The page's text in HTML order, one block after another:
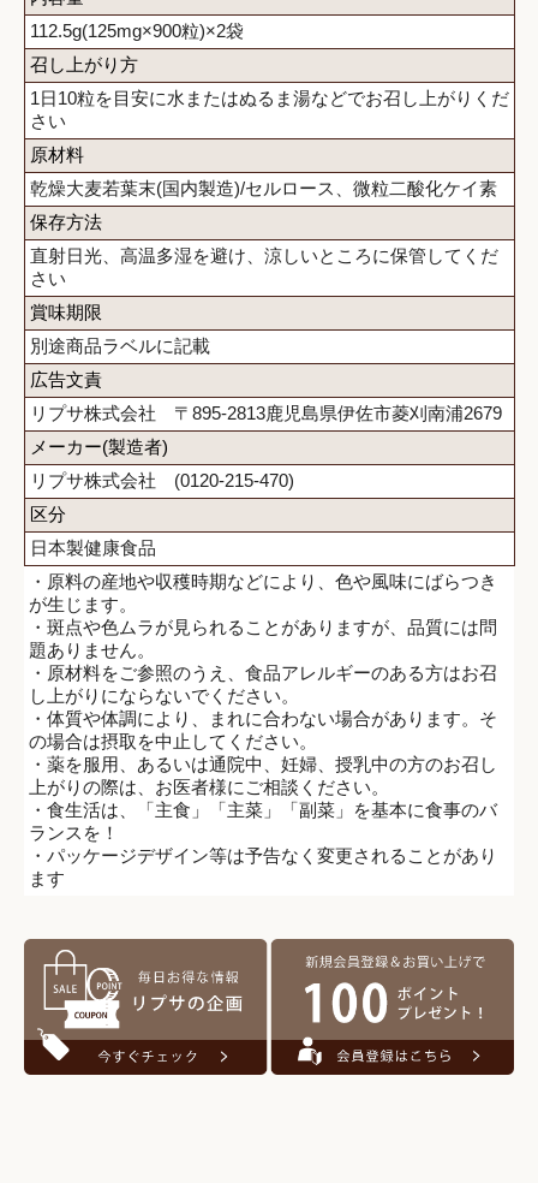
112.5g(125mg×900粒)×2袋
召し上がり方
1日10粒を目安に水またはぬるま湯などでお召し上がりくだ
さい
原材料
乾燥大麦若葉末(国内製造)/セルロース、微粒二酸化ケイ素
保存方法
直射日光、高温多湿を避け、涼しいところに保管してくだ
さい
賞味期限
別途商品ラベルに記載
広告文責
リプサ株式会社 〒895-2813鹿児島県伊佐市菱刈南浦2679
メーカー(製造者)
リプサ株式会社 (0120-215-470)
区分
日本製健康食品
・原料の産地や収穫時期などにより、色や風味にばらつき
が生じます。
・斑点や色ムラが見られることがありますが、品質には問
題ありません。
・原材料をご参照のうえ、食品アレルギーのある方はお召
し上がりにならないでください。
・体質や体調により、まれに合わない場合があります。そ
の場合は摂取を中止してください。
・薬を服用、あるいは通院中、妊婦、授乳中の方のお召し
上がりの際は、お医者様にご相談ください。
・食生活は、「主食」「主菜」「副菜」を基本に食事のバ
ランスを！
・パッケージデザイン等は予告なく変更されることがあり
ます